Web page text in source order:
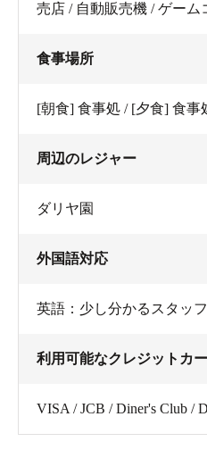
売店 / 自動販売機 / ゲーム
食事場所
[朝食] 食事処 / [夕食] 食事
周辺のレジャー
ダリヤ園
外国語対応
英語：少し分かるスタッ
利用可能なクレジットカ
VISA / JCB / Diner's Club /